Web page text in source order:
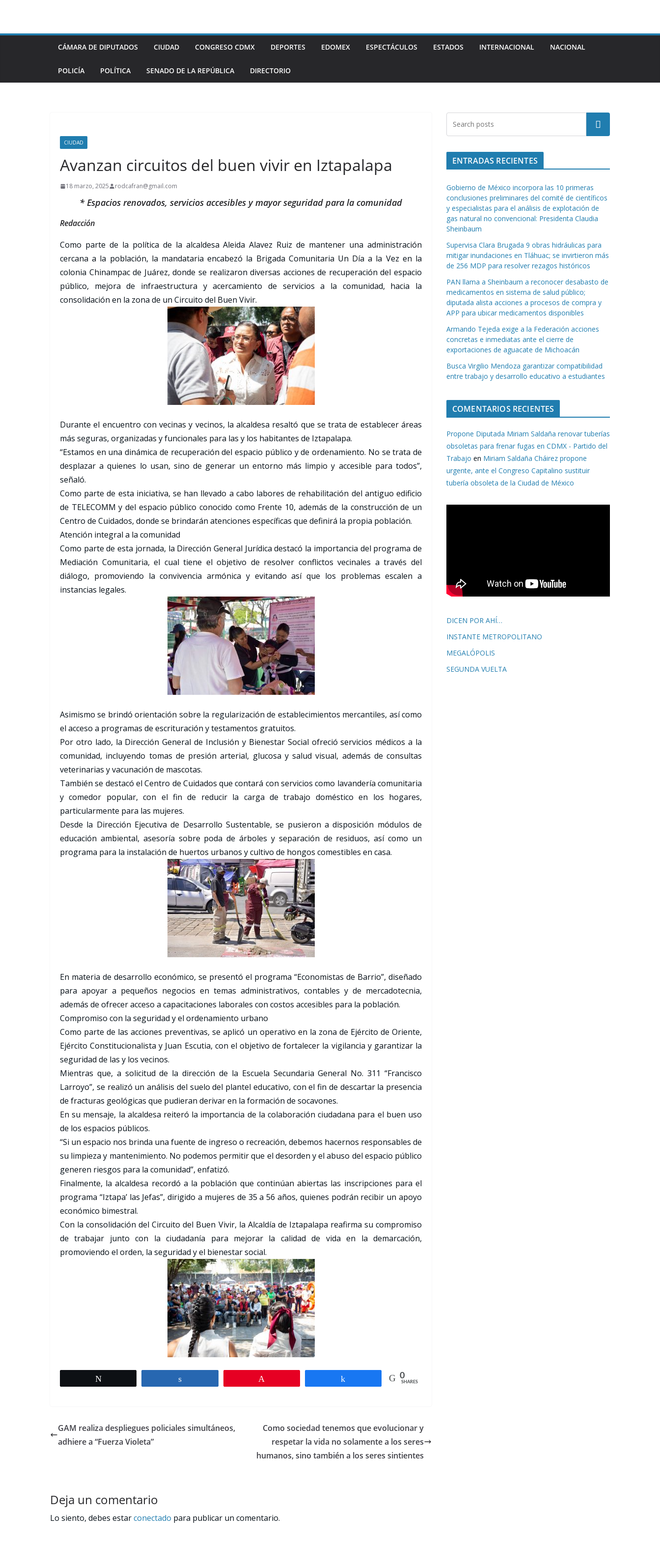
contenido
CÁMARA DE DIPUTADOS CIUDAD CONGRESO CDMX DEPORTES EDOMEX ESPECTÁCULOS ESTADOS INTERNACIONAL NACIONAL
POLICÍA POLÍTICA SENADO DE LA REPÚBLICA DIRECTORIO
CIUDAD
Avanzan circuitos del buen vivir en Iztapalapa
18 marzo, 2025 rodcafran@gmail.com
* Espacios renovados, servicios accesibles y mayor seguridad para la comunidad
Redacción
Como parte de la política de la alcaldesa Aleida Alavez Ruiz de mantener una administración
cercana a la población, la mandataria encabezó la Brigada Comunitaria Un Día a la Vez en la
colonia Chinampac de Juárez, donde se realizaron diversas acciones de recuperación del espacio
público, mejora de infraestructura y acercamiento de servicios a la comunidad, hacia la
consolidación en la zona de un Circuito del Buen Vivir.
Durante el encuentro con vecinas y vecinos, la alcaldesa resaltó que se trata de establecer áreas
más seguras, organizadas y funcionales para las y los habitantes de Iztapalapa.
“Estamos en una dinámica de recuperación del espacio público y de ordenamiento. No se trata de
desplazar a quienes lo usan, sino de generar un entorno más limpio y accesible para todos”,
señaló.
Como parte de esta iniciativa, se han llevado a cabo labores de rehabilitación del antiguo edificio
de TELECOMM y del espacio público conocido como Frente 10, además de la construcción de un
Centro de Cuidados, donde se brindarán atenciones específicas que definirá la propia población.
Atención integral a la comunidad
Como parte de esta jornada, la Dirección General Jurídica destacó la importancia del programa de
Mediación Comunitaria, el cual tiene el objetivo de resolver conflictos vecinales a través del
diálogo, promoviendo la convivencia armónica y evitando así que los problemas escalen a
instancias legales.
Asimismo se brindó orientación sobre la regularización de establecimientos mercantiles, así como
el acceso a programas de escrituración y testamentos gratuitos.
Por otro lado, la Dirección General de Inclusión y Bienestar Social ofreció servicios médicos a la
comunidad, incluyendo tomas de presión arterial, glucosa y salud visual, además de consultas
veterinarias y vacunación de mascotas.
También se destacó el Centro de Cuidados que contará con servicios como lavandería comunitaria
y comedor popular, con el fin de reducir la carga de trabajo doméstico en los hogares,
particularmente para las mujeres.
Desde la Dirección Ejecutiva de Desarrollo Sustentable, se pusieron a disposición módulos de
educación ambiental, asesoría sobre poda de árboles y separación de residuos, así como un
programa para la instalación de huertos urbanos y cultivo de hongos comestibles en casa.
En materia de desarrollo económico, se presentó el programa “Economistas de Barrio”, diseñado
para apoyar a pequeños negocios en temas administrativos, contables y de mercadotecnia,
además de ofrecer acceso a capacitaciones laborales con costos accesibles para la población.
Compromiso con la seguridad y el ordenamiento urbano
Como parte de las acciones preventivas, se aplicó un operativo en la zona de Ejército de Oriente,
Ejército Constitucionalista y Juan Escutia, con el objetivo de fortalecer la vigilancia y garantizar la
seguridad de las y los vecinos.
Mientras que, a solicitud de la dirección de la Escuela Secundaria General No. 311 “Francisco
Larroyo”, se realizó un análisis del suelo del plantel educativo, con el fin de descartar la presencia
de fracturas geológicas que pudieran derivar en la formación de socavones.
En su mensaje, la alcaldesa reiteró la importancia de la colaboración ciudadana para el buen uso
de los espacios públicos.
“Si un espacio nos brinda una fuente de ingreso o recreación, debemos hacernos responsables de
su limpieza y mantenimiento. No podemos permitir que el desorden y el abuso del espacio público
generen riesgos para la comunidad”, enfatizó.
Finalmente, la alcaldesa recordó a la población que continúan abiertas las inscripciones para el
programa “Iztapa’ las Jefas”, dirigido a mujeres de 35 a 56 años, quienes podrán recibir un apoyo
económico bimestral.
Con la consolidación del Circuito del Buen Vivir, la Alcaldía de Iztapalapa reafirma su compromiso
de trabajar junto con la ciudadanía para mejorar la calidad de vida en la demarcación,
promoviendo el orden, la seguridad y el bienestar social.
0
SHARES
GAM realiza despliegues policiales simultáneos,
adhiere a “Fuerza Violeta”
Como sociedad tenemos que evolucionar y
respetar la vida no solamente a los seres
humanos, sino también a los seres sintientes
Deja un comentario
Lo siento, debes estarconectado para publicar un comentario.
Buscar
ENTRADAS RECIENTES
Gobierno de México incorpora las 10 primeras
conclusiones preliminares del comité de científicos
y especialistas para el análisis de explotación de
gas natural no convencional: Presidenta Claudia
Sheinbaum
Supervisa Clara Brugada 9 obras hidráulicas para
mitigar inundaciones en Tláhuac; se invirtieron más
de 256 MDP para resolver rezagos históricos
PAN llama a Sheinbaum a reconocer desabasto de
medicamentos en sistema de salud público;
diputada alista acciones a procesos de compra y
APP para ubicar medicamentos disponibles
Armando Tejeda exige a la Federación acciones
concretas e inmediatas ante el cierre de
exportaciones de aguacate de Michoacán
Busca Virgilio Mendoza garantizar compatibilidad
entre trabajo y desarrollo educativo a estudiantes
COMENTARIOS RECIENTES
Propone Diputada Miriam Saldaña renovar tuberías
obsoletas para frenar fugas en CDMX - Partido del
Trabajo en Miriam Saldaña Cháirez propone
urgente, ante el Congreso Capitalino sustituir
tubería obsoleta de la Ciudad de México
DICEN POR AHÍ…
INSTANTE METROPOLITANO
MEGALÓPOLIS
SEGUNDA VUELTA